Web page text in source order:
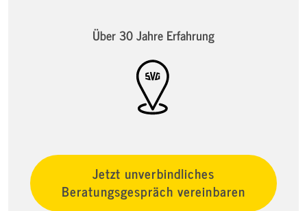
Über 30 Jahre Erfahrung
Jetzt unverbindliches
Beratungsgespräch vereinbaren